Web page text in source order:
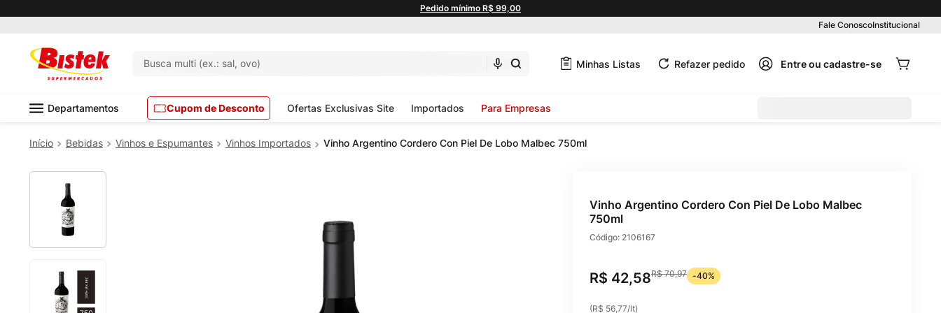
Pedido mínimo R$ 99,00
Fale ConoscoInstitucional
Busca multi (ex.: sal, ovo) Minhas Listas Refazer pedido
Departamentos Cupom de Desconto Ofertas Exclusivas Site Importados Para Empresas
Bebidas Vinhos e Espumantes Vinhos Importados Vinho Argentino Cordero Con Piel De Lobo Malbec 750ml
Vinho Argentino Cordero Con Piel De Lobo Malbec
750ml
Código: 2106167
R$ 42,58R$ 70,97 -40%
(R$ 56,77/lt)